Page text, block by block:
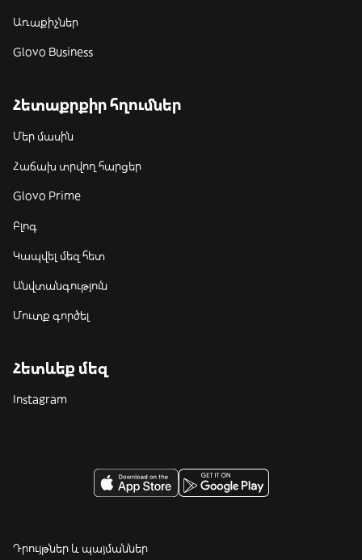
Առաքիչներ
Glovo Business
Հետաքրքիր հղումներ
Մեր մասին
Հաճախ տրվող հարցեր
Glovo Prime
Բլոգ
Կապվել մեզ հետ
Անվտանգություն
Մուտք գործել
Հետևեք մեզ
Instagram
Դրույթներ և պայմաններ